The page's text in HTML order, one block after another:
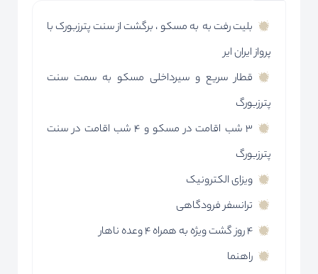
بلیت رفت به به مسکو ، برگشت از سنت پترزبورک با
پرواز ایران ایر
قطار سریع و سیرداخلی مسکو به سمت سنت
پترزبورگ
3 شب اقامت در مسکو و 4 شب اقامت در سنت
پترزبورگ
ویزای الکترونیک
ترانسفر فرودگاهی
4 روز گشت ویژه به همراه 4 وعده ناهار
راهنما